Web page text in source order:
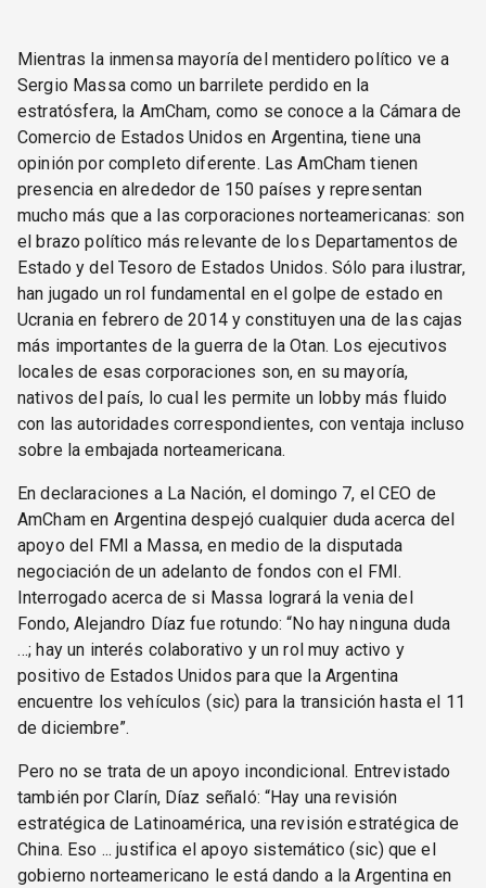
Mientras la inmensa mayoría del mentidero político ve a
Sergio Massa como un barrilete perdido en la
estratósfera, la AmCham, como se conoce a la Cámara de
Comercio de Estados Unidos en Argentina, tiene una
opinión por completo diferente. Las AmCham tienen
presencia en alrededor de 150 países y representan
mucho más que a las corporaciones norteamericanas: son
el brazo político más relevante de los Departamentos de
Estado y del Tesoro de Estados Unidos. Sólo para ilustrar,
han jugado un rol fundamental en el golpe de estado en
Ucrania en febrero de 2014 y constituyen una de las cajas
más importantes de la guerra de la Otan. Los ejecutivos
locales de esas corporaciones son, en su mayoría,
nativos del país, lo cual les permite un lobby más fluido
con las autoridades correspondientes, con ventaja incluso
sobre la embajada norteamericana.
En declaraciones a La Nación, el domingo 7, el CEO de
AmCham en Argentina despejó cualquier duda acerca del
apoyo del FMI a Massa, en medio de la disputada
negociación de un adelanto de fondos con el FMI.
Interrogado acerca de si Massa logrará la venia del
Fondo, Alejandro Díaz fue rotundo: “No hay ninguna duda
…; hay un interés colaborativo y un rol muy activo y
positivo de Estados Unidos para que la Argentina
encuentre los vehículos (sic) para la transición hasta el 11
de diciembre”.
Pero no se trata de un apoyo incondicional. Entrevistado
también por Clarín, Díaz señaló: “Hay una revisión
estratégica de Latinoamérica, una revisión estratégica de
China. Eso ... justifica el apoyo sistemático (sic) que el
gobierno norteamericano le está dando a la Argentina en